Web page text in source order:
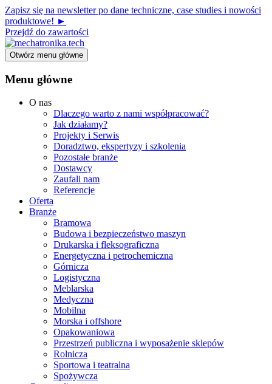
Zapisz się na newsletter po dane techniczne, case studies i nowości
produktowe! ►
Przejdź do zawartości
Otwórz menu główne
Menu główne
O nas
Dlaczego warto z nami współpracować?
Jak działamy?
Projekty i Serwis
Doradztwo, ekspertyzy i szkolenia
Pozostałe branże
Dostawcy
Zaufali nam
Referencje
Oferta
Branże
Bramowa
Budowa i bezpieczeństwo maszyn
Drukarska i fleksograficzna
Energetyczna i petrochemiczna
Górnicza
Logistyczna
Meblarska
Medyczna
Mobilna
Morska i offshore
Opakowaniowa
Przestrzeń publiczna i wyposażenie sklepów
Rolnicza
Sportowa i teatralna
Spożywcza